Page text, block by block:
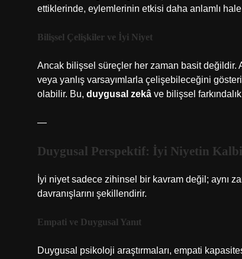
ettiklerinde, eylemlerinin etkisi daha anlamlı
Bilişsel Çelişkiler ve İyi Niyet
Ancak bilişsel süreçler her zaman basit değildir.
veya yanlış varsayımlarla çelişebileceğini
olabilir. Bu, duygusal zekâ ve bilişsel
—
Duygusal Perspektif: İyi Niyetin Kalbi
İyi niyet sadece zihinsel bir kavram değil; aynı
davranışlarını şekillendirir.
Empati ve Duygusal Yanıt
Duygusal psikoloji araştırmaları, empati